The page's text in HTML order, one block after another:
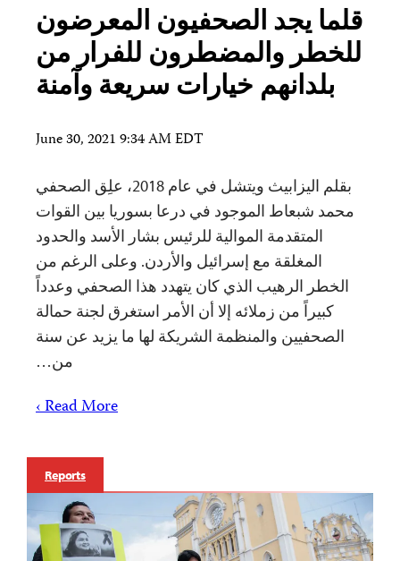
قلما يجد الصحفيون المعرضون
للخطر والمضطرون للفرار من
بلدانهم خيارات سريعة وآمنة
June 30, 2021 9:34 AM EDT
بقلم اليزابيث ويتشل في عام 2018، علِق الصحفي
محمد شبعاط الموجود في درعا بسوريا بين القوات
المتقدمة الموالية للرئيس بشار الأسد والحدود
المغلقة مع إسرائيل والأردن. وعلى الرغم من
الخطر الرهيب الذي كان يتهدد هذا الصحفي وعدداً
كبيراً من زملائه إلا أن الأمر استغرق لجنة حمالة
الصحفيين والمنظمة الشريكة لها ما يزيد عن سنة
من…
Read More ›
Reports